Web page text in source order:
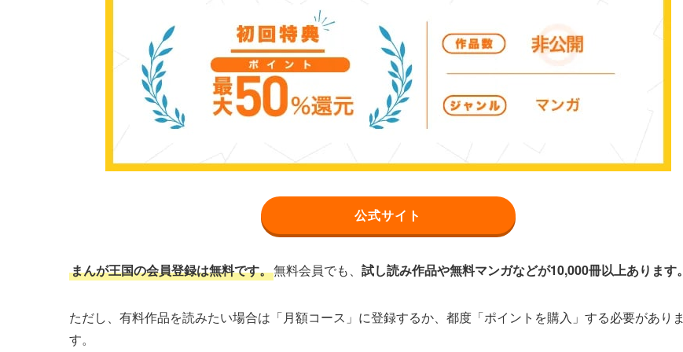
公式サイト
まんが王国の会員登録は無料です。無料会員でも、 試し読み作品や無料マンガなどが10,000冊以上あります。
ただし、有料作品を読みたい場合は「月額コース」に登録するか、都度「ポイントを購入」する必要がありま
す。